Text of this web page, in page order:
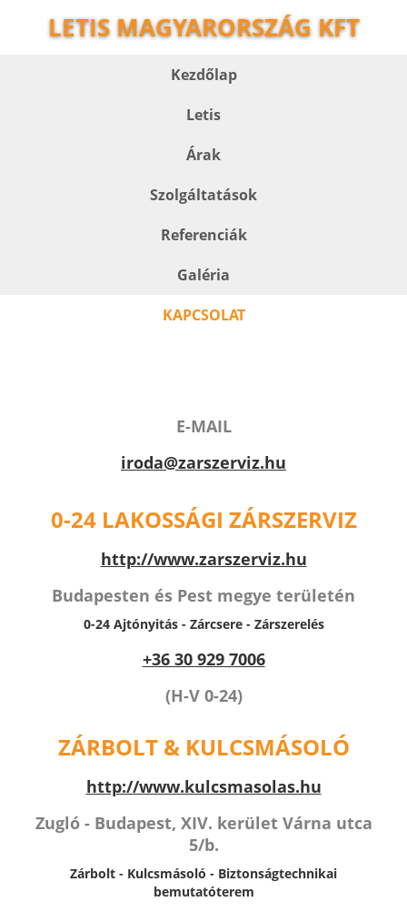
LETIS MAGYARORSZÁG KFT
Kezdőlap
Letis
Árak
Szolgáltatások
Referenciák
Galéria
KAPCSOLAT
E-MAIL
iroda@zarszerviz.hu
0-24 LAKOSSÁGI ZÁRSZERVIZ
http://www.zarszerviz.hu
Budapesten és Pest megye területén
0-24 Ajtónyitás - Zárcsere - Zárszerelés
+36 30 929 7006
(H-V 0-24)
ZÁRBOLT & KULCSMÁSOLÓ
http://www.kulcsmasolas.hu
Zugló - Budapest, XIV. kerület Várna utca
5/b.
Zárbolt - Kulcsmásoló - Biztonságtechnikai
bemutatóterem